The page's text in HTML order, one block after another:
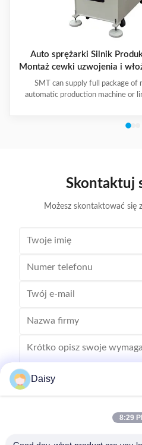
Auto sprężarki Silnik
Montaż cewki uzwojenia i
SMT can supply full package of
automatic production machine or
production line including paper
inserting machine,
Skontaktuj
Możesz skontaktować się
Daisy
8:29